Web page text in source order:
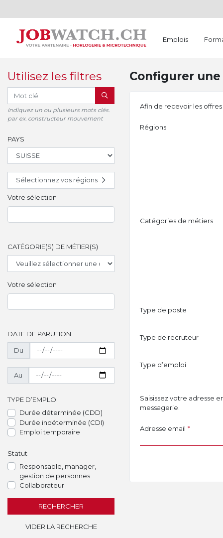
Emplois
Utilisez les filtres
RECHERCHER
Indiquez un ou plusieurs mots clés.
par ex. constructeur mouvement
PAYS
Sélectionnez vos régions
Votre sélection
CATÉGORIE(S) DE MÉTIER(S)
Votre sélection
DATE DE PARUTION
Du
Au
TYPE D’EMPLOI
Durée déterminée (CDD)
Durée indéterminée (CDI)
Emploi temporaire
Statut
Responsable, manager,
gestion de personnes
Collaborateur
RECHERCHER
VIDER LA RECHERCHE
Configurer
Afin de recevoir les
Régions
Catégories de métiers
Type de poste
Type de recruteur
Type d’emploi
Saisissez votre adresse
messagerie.
Adresse email *